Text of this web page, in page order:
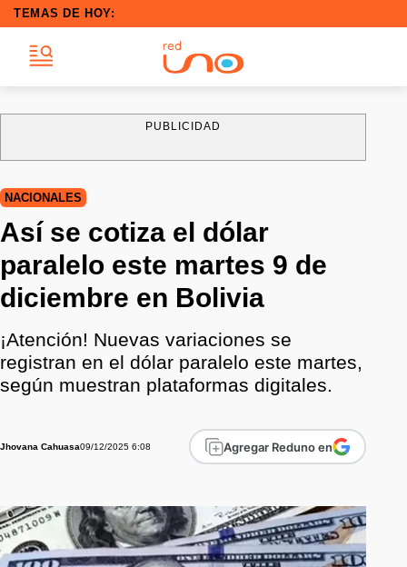
TEMAS DE HOY:
PUBLICIDAD
NACIONALES
Así se cotiza el dólar
paralelo este martes 9 de
diciembre en Bolivia
¡Atención! Nuevas variaciones se
registran en el dólar paralelo este martes,
según muestran plataformas digitales.
Jhovana Cahuasa09/12/2025 6:08 Agregar Reduno en